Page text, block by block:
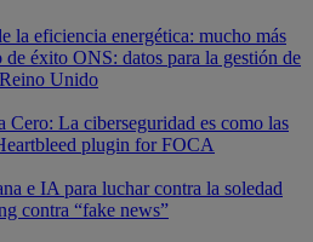
la eficiencia energética: mucho más
de éxito ONS: datos para la gestión de
Unido
Cero: La ciberseguridad es como las
plugin for FOCA
e IA para luchar contra la soledad
contra “fake news”